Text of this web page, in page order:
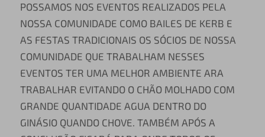
POSSAMOS NOS EVENTOS REALIZADOS PELA
NOSSA COMUNIDADE COMO BAILES DE KERB E
AS FESTAS TRADICIONAIS OS SÓCIOS DE NOSSA
COMUNIDADE QUE TRABALHAM NESSES
EVENTOS TER UMA MELHOR AMBIENTE ARA
TRABALHAR EVITANDO O CHÃO MOLHADO COM
GRANDE QUANTIDADE AGUA DENTRO DO
GINÁSIO QUANDO CHOVE. TAMBÉM APÓS A